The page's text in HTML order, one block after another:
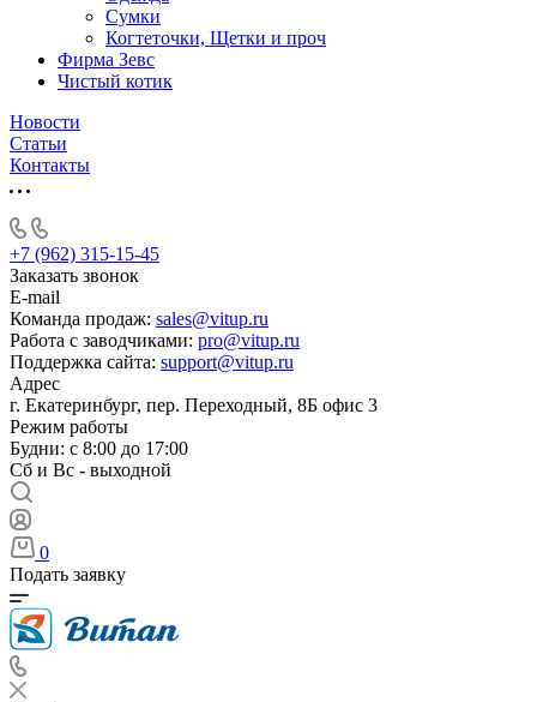
Сумки
Когтеточки, Щетки и проч
Фирма Зевс
Чистый котик
Новости
Статьи
Контакты
+7 (962) 315-15-45
Заказать звонок
E-mail
Команда продаж: sales@vitup.ru
Работа с заводчиками: pro@vitup.ru
Поддержка сайта: support@vitup.ru
Адрес
г. Екатеринбург, пер. Переходный, 8Б офис 3
Режим работы
Будни: с 8:00 до 17:00
Сб и Вс - выходной
0
Подать заявку